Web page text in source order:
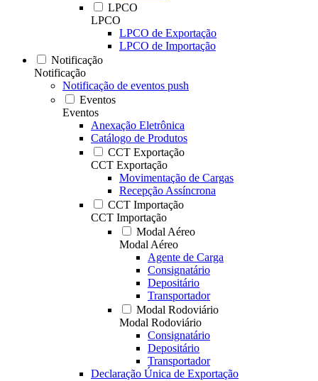
LPCO
LPCO
LPCO de Exportação
LPCO de Importação
Notificação
Notificação
Notificação de eventos push
Eventos
Eventos
Anexação Eletrônica
Catálogo de Produtos
CCT Exportação
CCT Exportação
Movimentação de Cargas
Recepção Assíncrona
CCT Importação
CCT Importação
Modal Aéreo
Modal Aéreo
Agente de Carga
Consignatário
Depositário
Transportador
Modal Rodoviário
Modal Rodoviário
Consignatário
Depositário
Transportador
Declaração Única de Exportação